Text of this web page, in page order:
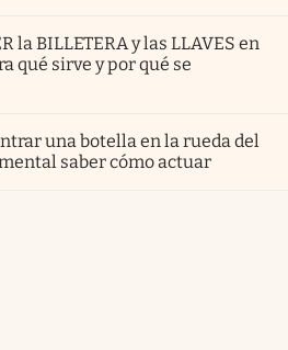
la BILLETERA y las LLAVES en
qué sirve y por qué se
una botella en la rueda del
saber cómo actuar